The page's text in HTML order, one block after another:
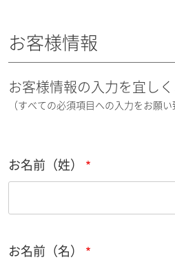
お客様情報
お客様情報の入力を宜しく
（すべての必須項目への入力をお願い
お名前（姓）
お名前（名）